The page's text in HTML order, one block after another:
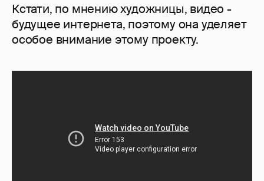
Кстати, по мнению художницы, видео -
будущее интернета, поэтому она уделяет
особое внимание этому проекту.